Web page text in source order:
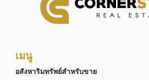
เมนู
อสังหาริมทรัพย์สำหรับขาย